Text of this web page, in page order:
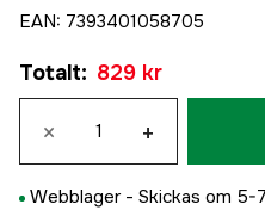
EAN: 7393401058705
Totalt: 829 kr
× +
Webblager - Skickas om 5-